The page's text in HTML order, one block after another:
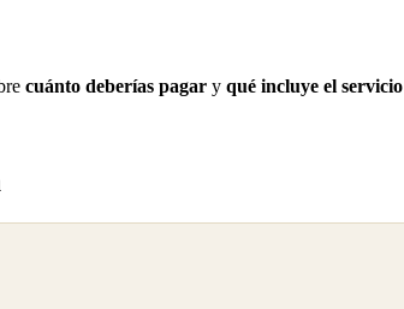
cuánto deberías pagar y qué incluye el servicio